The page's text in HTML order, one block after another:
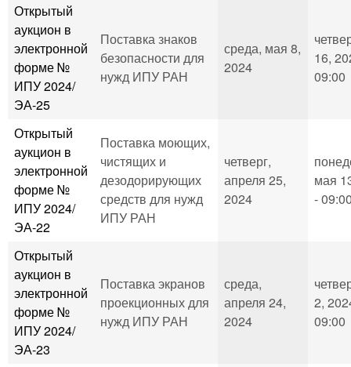
Открытый
аукцион в
электронной
форме №
ИПУ 2024/
ЭА-25
Поставка знаков
безопасности для
нужд ИПУ РАН
среда, мая 8,
2024
16,
09:00
Открытый
аукцион в
электронной
форме №
ИПУ 2024/
ЭА-22
Поставка моющих,
чистящих и
дезодорирующих
средств для нужд
ИПУ РАН
четверг,
апреля 25,
2024
мая
-
Открытый
аукцион в
электронной
форме №
ИПУ 2024/
ЭА-23
Поставка экранов
проекционных для
нужд ИПУ РАН
среда,
апреля 24,
2024
2,
09:00